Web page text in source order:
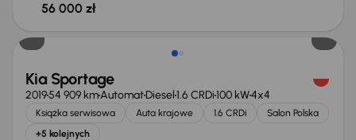
56 000 zł
Kia Sportage
201954 909 kmAutomatDiesel1.6 CRDi100 kW4x4
Książka serwisowa Auta krajowe 1.6 CRDi
Salon Polska
+5 kolejnych